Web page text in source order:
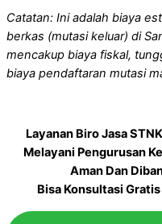
Catatan: Ini adalah biaya
berkas (mutasi keluar) di
mencakup biaya fiskal,
biaya pendaftaran mutasi
Layanan Biro Jasa
Melayani Pengurusan
Aman Dan
Bisa Konsultasi